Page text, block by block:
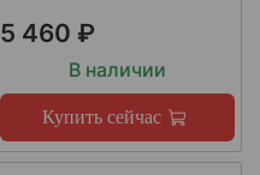
5 460 ₽
В наличии
Купить сейчас